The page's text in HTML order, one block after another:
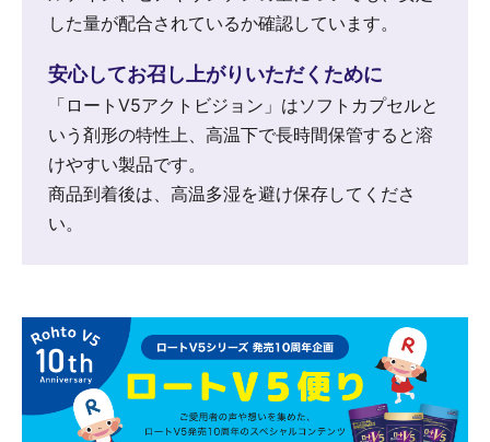
した量が配合されているか確認しています。
安心してお召し上がりいただくために
「ロートV5アクトビジョン」はソフトカプセルと
いう剤形の特性上、高温下で長時間保管すると溶
けやすい製品です。
商品到着後は、高温多湿を避け保存してくださ
い。